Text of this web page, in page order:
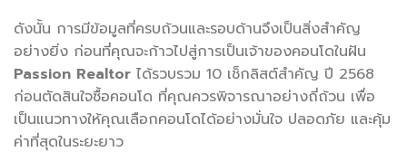
ดังนั้น การมีข้อมูลที่ครบถ้วนและรอบด้านจึงเป็นสิ่งสำคัญ
อย่างยิ่ง ก่อนที่คุณจะก้าวไปสู่การเป็นเจ้าของคอนโดในฝัน
Passion Realtor ได้รวบรวม 10 เช็กลิสต์สำคัญ ปี 2568
ก่อนตัดสินใจซื้อคอนโด ที่คุณควรพิจารณาอย่างถี่ถ้วน เพื่อ
เป็นแนวทางให้คุณเลือกคอนโดได้อย่างมั่นใจ ปลอดภัย และคุ้ม
ค่าที่สุดในระยะยาว